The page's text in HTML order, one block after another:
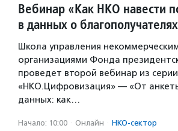
Вебинар «Как НКО навести
в данных о
Школа управления
организациями Фонда
проведет второй вебинар из серии
«НКО.Цифровизация» — «От
данных: как…
Начало: 10:00 · Онлайн · НКО-сектор